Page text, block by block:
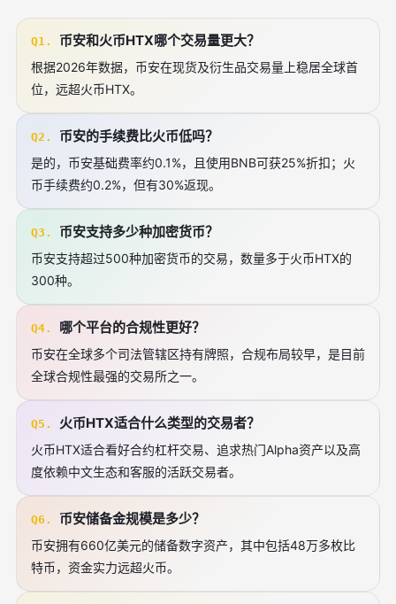
Q1. 币安和火币HTX哪个交易量更大？
根据2026年数据，币安在现货及衍生品交易量上稳居全球首
位，远超火币HTX。
Q2. 币安的手续费比火币低吗？
是的，币安基础费率约0.1%，且使用BNB可获25%折扣；火
币手续费约0.2%，但有30%返现。
Q3. 币安支持多少种加密货币？
币安支持超过500种加密货币的交易，数量多于火币HTX的
300种。
Q4. 哪个平台的合规性更好？
币安在全球多个司法管辖区持有牌照，合规布局较早，是目前
全球合规性最强的交易所之一。
Q5. 火币HTX适合什么类型的交易者？
火币HTX适合看好合约杠杆交易、追求热门Alpha资产以及高
度依赖中文生态和客服的活跃交易者。
Q6. 币安储备金规模是多少？
币安拥有660亿美元的储备数字资产，其中包括48万多枚比
特币，资金实力远超火币。